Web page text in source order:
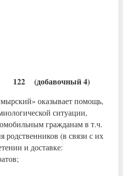
122 (добавочный 4)
оказывает помощь,
ситуации,
гражданам в т.ч.
родственников (в связи с их
и доставке: